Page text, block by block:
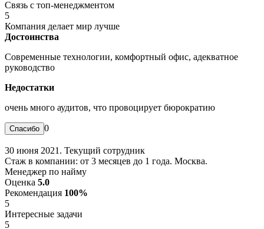
Связь с топ-менеджментом
5
Компания делает мир лучше
Достоинства
Современные технологии, комфортный офис, адекватное
руководство
Недостатки
очень много аудитов, что провоцирует бюрократию
0
30 июня 2021. Текущий сотрудник
Стаж в компании: от 3 месяцев до 1 года. Москва.
Менеджер по найму
Оценка 5.0
Рекомендация 100%
5
Интересные задачи
5